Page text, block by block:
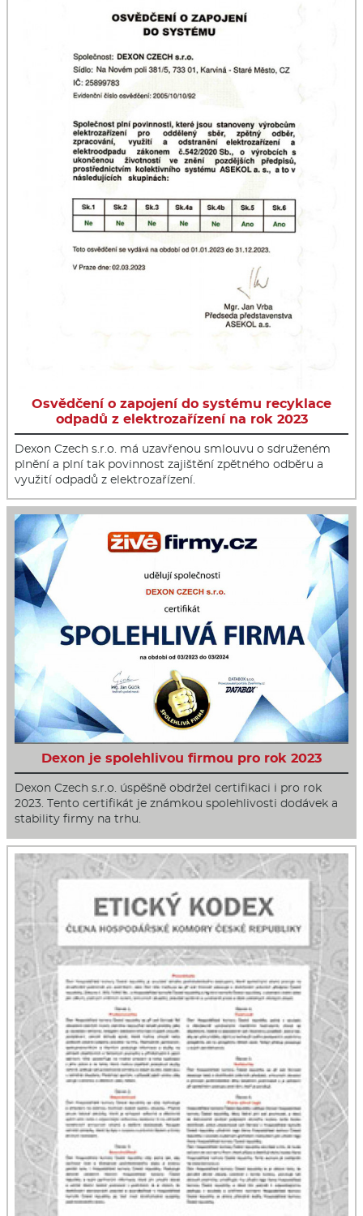
Osvědčení o zapojení do systému recyklace
odpadů z elektrozařízení na rok 2023
Dexon Czech s.r.o. má uzavřenou smlouvu o sdruženém
plnění a plní tak povinnost zajištění zpětného odběru a
využití odpadů z elektrozařízení.
Dexon je spolehlivou firmou pro rok 2023
Dexon Czech s.r.o. úspěšně obdržel certifikaci i pro rok
2023. Tento certifikát je známkou spolehlivosti dodávek a
stability firmy na trhu.